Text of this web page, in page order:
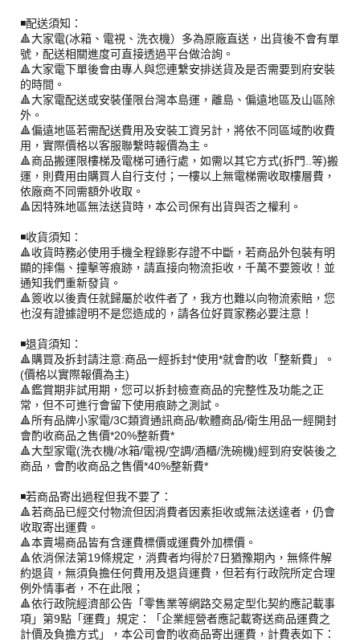
◾️配送須知：
🔺大家電(冰箱、電視、洗衣機）多為原廠直送，出貨後不會有單
號，配送相關進度可直接透過平台做洽詢。
🔺大家電下單後會由專人與您連繫安排送貨及是否需要到府安裝
的時間。
🔺大家電配送或安裝僅限台灣本島運，離島、偏遠地區及山區除
外。
🔺偏遠地區若需配送費用及安裝工資另計，將依不同區域酌收費
用，實際價格以客服聯繫時報價為主。
🔺商品搬運限樓梯及電梯可通行處，如需以其它方式(拆門..等)搬
運，則費用由購買人自行支付；一樓以上無電梯需收取樓層費，
依廠商不同需額外收取。
🔺因特殊地區無法送貨時，本公司保有出貨與否之權利。
◾️收貨須知：
🔺收貨時務必使用手機全程錄影存證不中斷，若商品外包裝有明
顯的摔傷、撞擊等痕跡，請直接向物流拒收，千萬不要簽收！並
通知我們重新發貨。
🔺簽收以後責任就歸屬於收件者了，我方也難以向物流索賠，您
也沒有證據證明不是您造成的，請各位好買家務必要注意！
◾️退貨須知：
🔺購買及拆封請注意:商品一經拆封*使用*就會酌收「整新費」。
(價格以實際報價為主)
🔺鑑賞期非試用期，您可以拆封檢查商品的完整性及功能之正
常，但不可進行會留下使用痕跡之測試。
🔺所有品牌小家電/3C類資通訊商品/軟體商品/衛生用品一經開封
會酌收商品之售價*20%整新費*
🔺大型家電(洗衣機/冰箱/電視/空調/酒櫃/洗碗機)經到府安裝後之
商品，會酌收商品之售價*40%整新費*
◾️若商品寄出過程但我不要了：
🔺若商品已經交付物流但因消費者因素拒收或無法送達者，仍會
收取寄出運費。
🔺本賣場商品皆有含運費標價或運費外加標價。
🔺依消保法第19條規定，消費者均得於7日猶豫期內，無條件解
約退貨，無須負擔任何費用及退貨運費，但若有行政院所定合理
例外情事者，不在此限；
🔺依行政院經濟部公告「零售業等網路交易定型化契約應記載事
項」第9點「運費」規定：「企業經營者應記載寄送商品運費之
計價及負擔方式」，本公司會酌收商品寄出運費，計費表如下：